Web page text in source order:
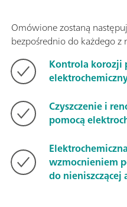
Omówione zostaną
bezpośrednio do każdego z
Kontrola korozji
Czyszczenie i
pomocą
wzmocnieniem
do